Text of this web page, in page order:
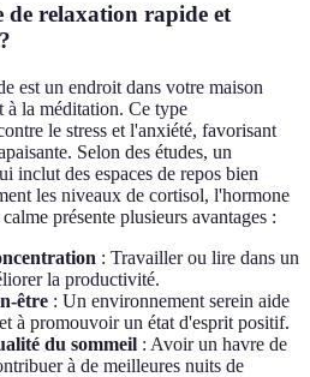
de relaxation rapide et
est un endroit dans votre maison
à la méditation. Ce type
le stress et l'anxiété, favorisant
Selon des études, un
inclut des espaces de repos bien
les niveaux de cortisol, l'hormone
présente plusieurs avantages :
: Travailler ou lire dans un
la productivité.
être : Un environnement serein aide
à promouvoir un état d'esprit positif.
du sommeil : Avoir un havre de
à de meilleures nuits de